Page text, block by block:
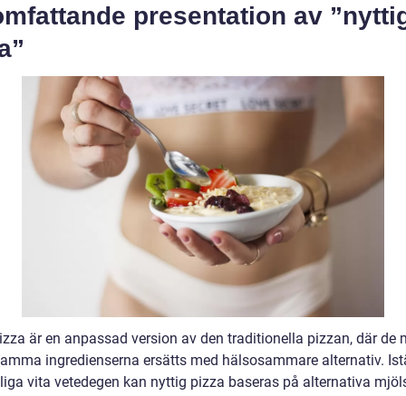
presentation av
är en anpassad version av den traditionella pizzan, där de
ingredienserna ersätts med hälsosammare alternativ.
vita vetedegen kan nyttig pizza baseras på alternativa